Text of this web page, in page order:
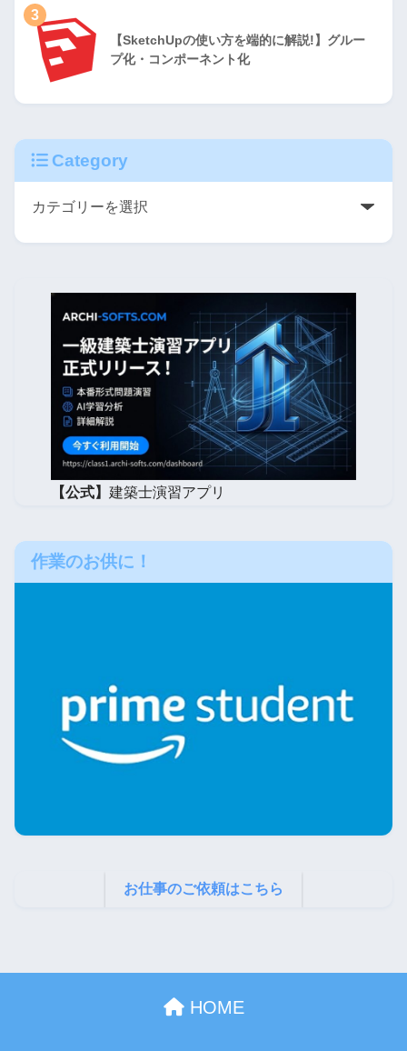
3
【SketchUpの使い方を端的に解説!】グルー
プ化・コンポーネント化
Category
【公式】 建築士演習アプリ
作業のお供に！
お仕事のご依頼はこちら
HOME